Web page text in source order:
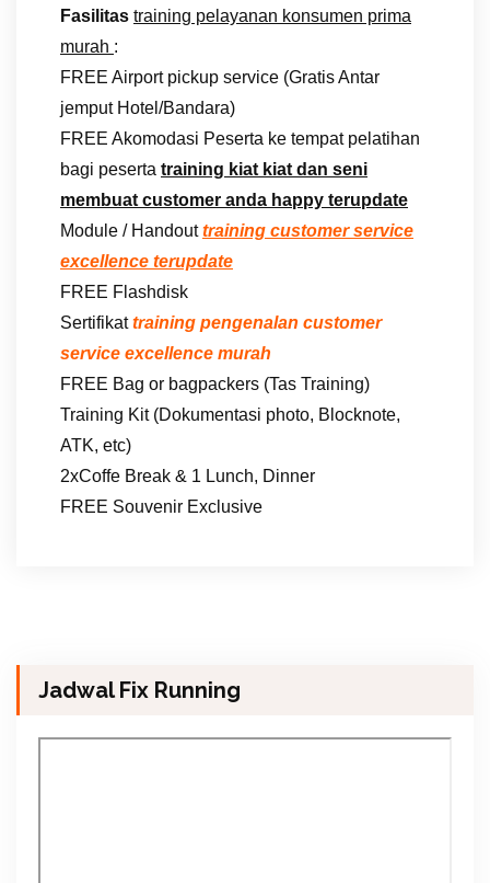
Fasilitas training pelayanan konsumen prima
murah :
FREE Airport pickup service (Gratis Antar
jemput Hotel/Bandara)
FREE Akomodasi Peserta ke tempat pelatihan
bagi peserta training kiat kiat dan seni
membuat customer anda happy terupdate
Module / Handouttraining customer service
excellence terupdate
FREE Flashdisk
Sertifikattraining pengenalan customer
service excellence murah
FREE Bag or bagpackers (Tas Training)
Training Kit (Dokumentasi photo, Blocknote,
ATK, etc)
2xCoffe Break & 1 Lunch, Dinner
FREE Souvenir Exclusive
Jadwal Fix Running